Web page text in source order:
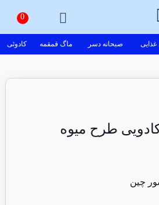
غذایی صبحانه دسر ماگ قمقمه کادوئی
طرح میوه